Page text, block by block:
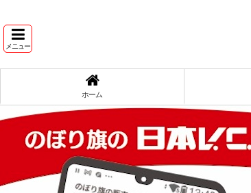
メニュー
ホーム